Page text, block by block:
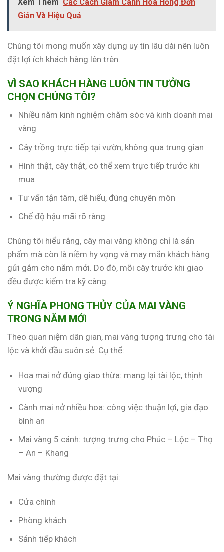
Giản Và Hiệu Quả
Chúng tôi mong muốn xây dựng uy tín lâu dài nên luôn
đặt lợi ích khách hàng lên trên.
VÌ SAO KHÁCH HÀNG LUÔN TIN TƯỞNG
CHỌN CHÚNG TÔI?
Nhiều năm kinh nghiệm chăm sóc và kinh doanh mai
vàng
Cây trồng trực tiếp tại vườn, không qua trung gian
Hình thật, cây thật, có thể xem trực tiếp trước khi
mua
Tư vấn tận tâm, dễ hiểu, đúng chuyên môn
Chế độ hậu mãi rõ ràng
Chúng tôi hiểu rằng, cây mai vàng không chỉ là sản
phẩm mà còn là niềm hy vọng và may mắn khách hàng
gửi gắm cho năm mới. Do đó, mỗi cây trước khi giao
đều được kiểm tra kỹ càng.
Ý NGHĨA PHONG THỦY CỦA MAI VÀNG
TRONG NĂM MỚI
Theo quan niệm dân gian, mai vàng tượng trưng cho tài
lộc và khởi đầu suôn sẻ. Cụ thể:
Hoa mai nở đúng giao thừa: mang lại tài lộc, thịnh
vượng
Cành mai nở nhiều hoa: công việc thuận lợi, gia đạo
bình an
Mai vàng 5 cánh: tượng trưng cho Phúc – Lộc – Thọ
– An – Khang
Mai vàng thường được đặt tại:
Cửa chính
Phòng khách
Sảnh tiếp khách